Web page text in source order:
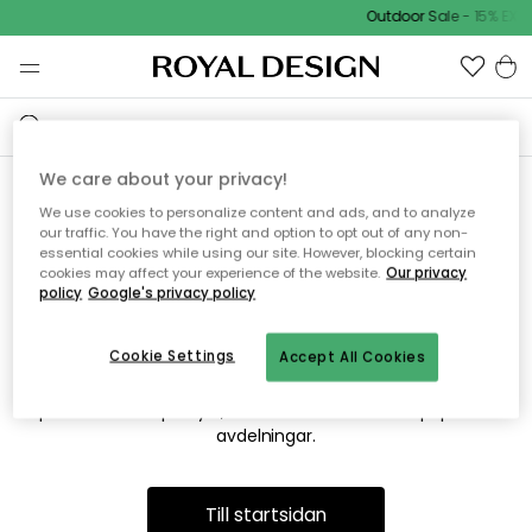
Outdoor Sale - 15%
Vi hittar tyvärr inte sidan du
söker
Detta kan bero på att sidan inte längre finns eller att den har
flyttats. Vi ber om ursäkt för besväret. I menyn ovan kan du
prova att söka på nytt, eller besöka en av våra populära
avdelningar.
Till startsidan
We care about your privacy!
We use cookies to personalize content and ads, and to analyze
our traffic. You have the right and option to opt out of any non-
essential cookies while using our site. However, blocking certain
cookies may affect your experience of the website. Our privacy
policy Google's privacy policy
Accept All Cookies
Cookie Settings